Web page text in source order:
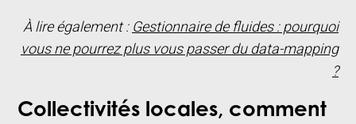
À lire également : Gestionnaire de fluides : pourquoi
vous ne pourrez plus vous passer du data-mapping
?
Collectivités locales, comment